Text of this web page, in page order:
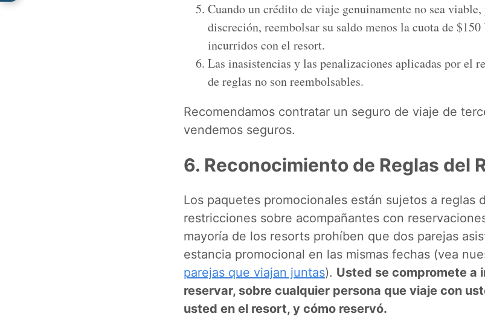
Cuando un crédito de viaje genuinamente no sea
discreción, reembolsar su saldo menos la cuota de
incurridos con el resort.
Las inasistencias y las penalizaciones aplicadas por el
de reglas no son reembolsables.
Recomendamos contratar un seguro de viaje de
vendemos seguros.
6. Reconocimiento de Reglas del
Los paquetes promocionales están sujetos a reglas
restricciones sobre acompañantes con
mayoría de los resorts prohíben que dos parejas
estancia promocional en las mismas fechas (vea
parejas que viajan juntas). Usted se compromete a
reservar, sobre cualquier persona que viaje con
usted en el resort, y cómo reservó.